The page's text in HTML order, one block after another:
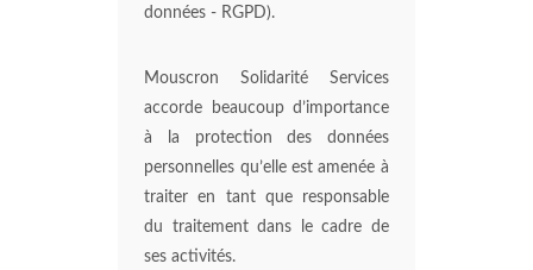
données - RGPD).
Mouscron Solidarité Services
accorde beaucoup d’importance
à la protection des données
personnelles qu’elle est amenée à
traiter en tant que responsable
du traitement dans le cadre de
ses activités.